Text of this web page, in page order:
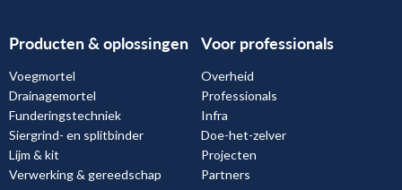
Producten & oplossingen
Voegmortel
Drainagemortel
Funderingstechniek
Siergrind- en splitbinder
Lijm & kit
Verwerking & gereedschap
Voor professionals
Overheid
Professionals
Infra
Doe-het-zelver
Projecten
Partners